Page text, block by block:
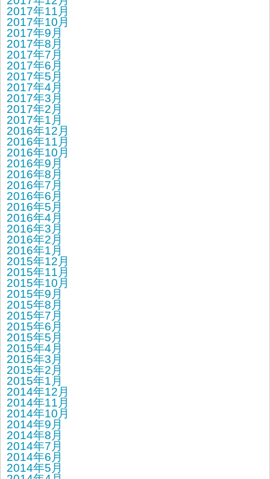
2017年11月
2017年10月
2017年9月
2017年8月
2017年7月
2017年6月
2017年5月
2017年4月
2017年3月
2017年2月
2017年1月
2016年12月
2016年11月
2016年10月
2016年9月
2016年8月
2016年7月
2016年6月
2016年5月
2016年4月
2016年3月
2016年2月
2016年1月
2015年12月
2015年11月
2015年10月
2015年9月
2015年8月
2015年7月
2015年6月
2015年5月
2015年4月
2015年3月
2015年2月
2015年1月
2014年12月
2014年11月
2014年10月
2014年9月
2014年8月
2014年7月
2014年6月
2014年5月